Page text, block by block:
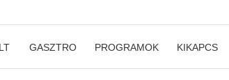
GASZTRO PROGRAMOK KIKAPCS